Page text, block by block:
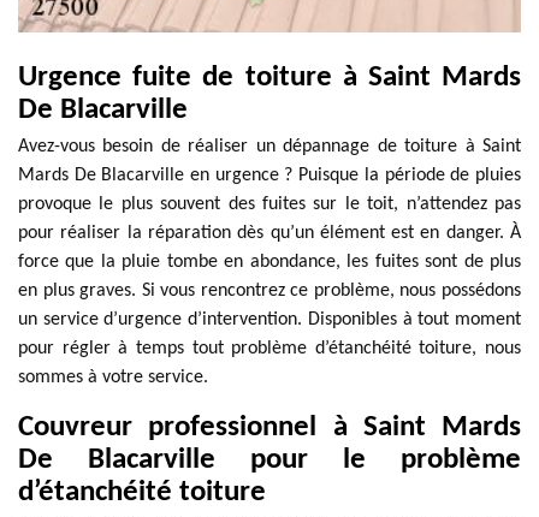
Urgence fuite de toiture à Saint Mards
De Blacarville
Avez-vous besoin de réaliser un dépannage de toiture à Saint
Mards De Blacarville en urgence ? Puisque la période de pluies
provoque le plus souvent des fuites sur le toit, n’attendez pas
pour réaliser la réparation dès qu’un élément est en danger. À
force que la pluie tombe en abondance, les fuites sont de plus
en plus graves. Si vous rencontrez ce problème, nous possédons
un service d’urgence d’intervention. Disponibles à tout moment
pour régler à temps tout problème d’étanchéité toiture, nous
sommes à votre service.
Couvreur professionnel à Saint Mards
De Blacarville pour le problème
d’étanchéité toiture